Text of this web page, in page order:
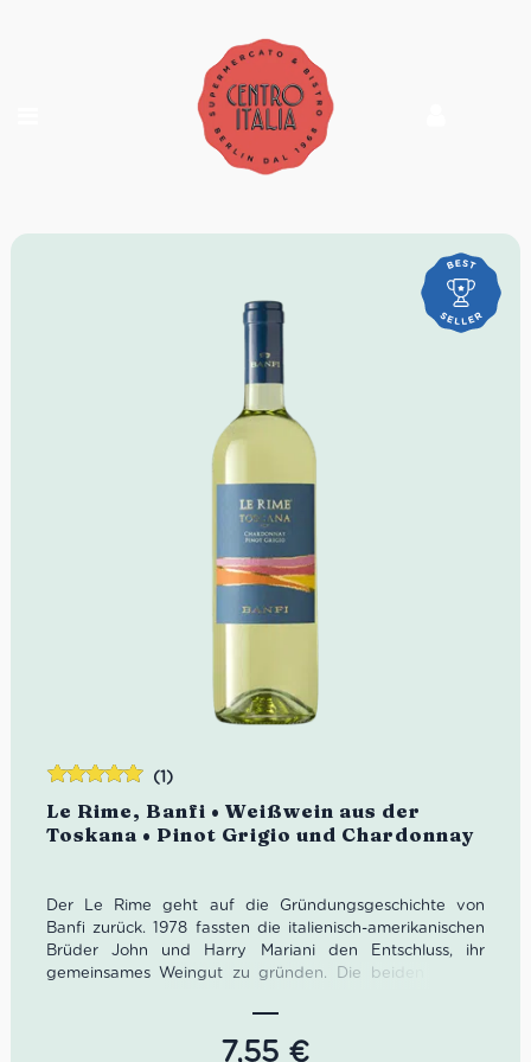
Le Rime, Banfi • Weißwein aus der
Toskana • Pinot Grigio und Chardonnay
(1)
Der Le Rime geht auf die Gründungsgeschichte von
Banfi zurück. 1978 fassten die italienisch-amerikanischen
Brüder John und Harry Mariani den Entschluss, ihr
gemeinsames Weingut zu gründen. Die beiden Brüder
hochmodernen Weinguts. Der renommierte Önologe
Enzio Rivella half den Brüdern das optimale Stück Land
7,55 €
mit 5.00von
5